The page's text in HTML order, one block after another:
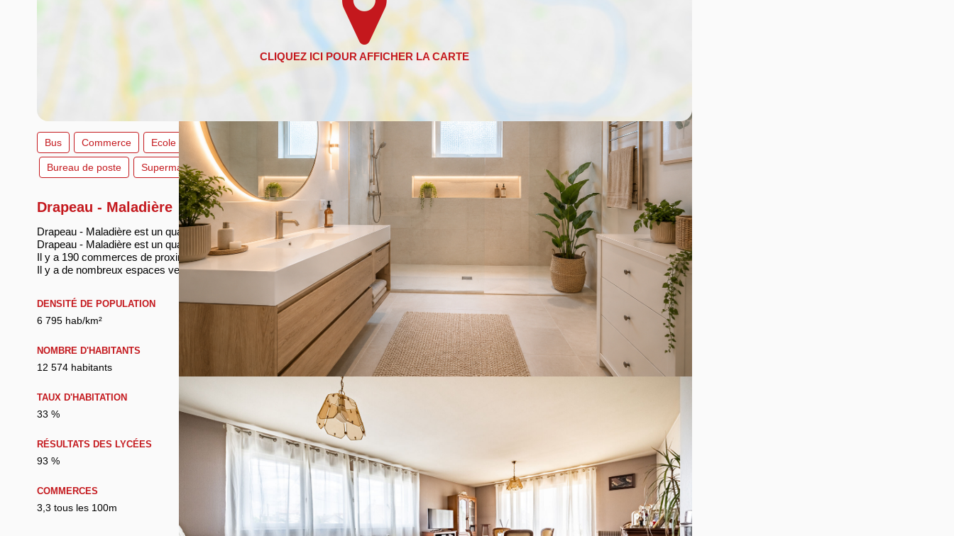
Bus Commerce Ecole Sport Parc, Jardin et Square Métro, gare et tramways Parking
Bureau de poste Supermarché
Drapeau - Maladière
Drapeau - Maladière est un quartier de 12 300 habitants de la ville de Dijon dont 48 % des habitants sont propriétaires.
Drapeau - Maladière est un quartier calme avec 70 % d'appartements et 30 % de maisons.
Il y a 190 commerces de proximité dont des commerces, des restaurants et un hypermarché.
Il y a de nombreux espaces verts.
DENSITÉ DE POPULATION
6 795 hab/km²
ENFANTS ET ADOLESCENTS
24 % 39 ans
NOMBRE D'HABITANTS
12 574 habitants
REVENU MENSUEL PAR MÉNAGE
2 480 euros / mois
TAUX DE PROPRIÉTAIRES
49 %
TAUX D'HABITATION
33 %
RÉSULTATS DES LYCÉES
93 %
ECOLES ET CRÈCHES
5,5 étab/km² 0,3 tous les 100m
COMMERCES
3,3 tous les 100m 860 hab/médecin